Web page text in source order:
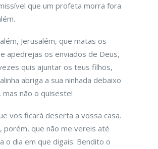
que um profeta morra fora
Jerusalém, que matas os
apedrejas os enviados de Deus,
quis ajuntar os teus filhos,
abriga a sua ninhada debaixo
mas não o quiseste!
vos ficará deserta a vossa casa.
porém, que não me vereis até
o dia em que digais: Bendito o